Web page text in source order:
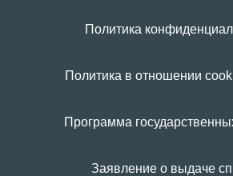
Политика
Политика в отношении
Программа
Заявление о выдаче